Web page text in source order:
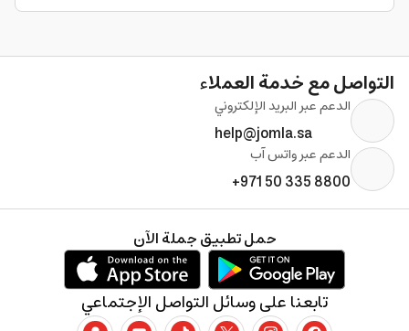
التواصل مع خدمة العملاء
الدعم عبر البريد الإلكتروني
help@jomla.sa
الدعم عبر واتس آب
+971 50 335 8800
تابعنا على وسائل التواصل الإجتماعي
حمل تطبيق جملة الآن